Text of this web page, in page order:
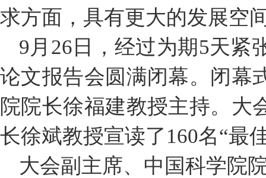
求方面，具有更大的发展空
9月26日，经过为期5天紧
论文报告会圆满闭幕。闭幕
院院长徐福建教授主持。大
长徐斌教授宣读了160名“最
大会副主席、中国科学院